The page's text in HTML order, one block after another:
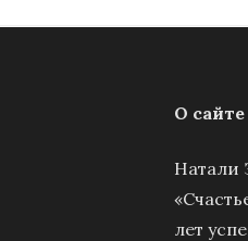
О сайте
Натали
лет